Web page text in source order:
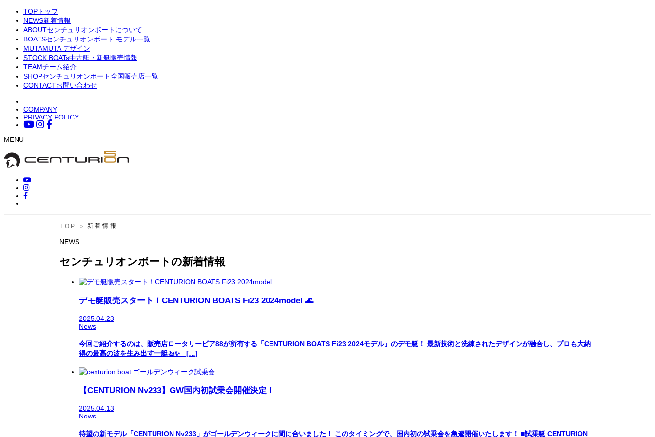
TOP トップ
NEWS新着情報
ABOUTセンチュリオンボートについて
BOATSセンチュリオンボート モデル一覧
MUTAMUTA デザイン
STOCK BOATs中古艇・新艇販売情報
TEAMチーム紹介
SHOPセンチュリオンボート全国販売店一覧
CONTACTお問い合わせ
COMPANY
PRIVACY POLICY
MENU
TOP 新着情報
NEWS
センチュリオンボートの新着情報
デモ艇販売スタート！CENTURION BOATS Fi23 2024model 🌊
2025.04.23
News
今回ご紹介するのは、販売店ロータリーピア88が所有する「CENTURION BOATS Fi23 2024モデル」のデモ艇！ 最新技術と洗練されたデザインが融合し、プロも大納
得の最高の波を生み出す一艇🚤✨ […]
【CENTURION Nv233】GW国内初試乗会開催決定！
2025.04.13
News
待望の新モデル「CENTURION Nv233」がゴールデンウィークに間に合いました！ このタイミングで、国内初の試乗会を急遽開催いたします！ ■試乗艇 CENTURION